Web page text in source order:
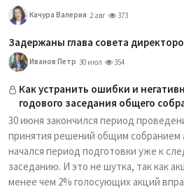
Качура Валерия 2 авг 373
Задержаны глава совета
Иванов Петр 30 июл 354
Как устранить ошибки и
годового заседания общего
30 июня закончился период
принятия решений общим собранием
начался период подготовки уже к
заседанию. И это не шутка, так как
менее чем 2% голосующих акций